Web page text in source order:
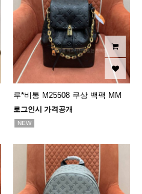
루*비통 M25508 쿠상 백팩 MM
로그인시 가격공개
NEW